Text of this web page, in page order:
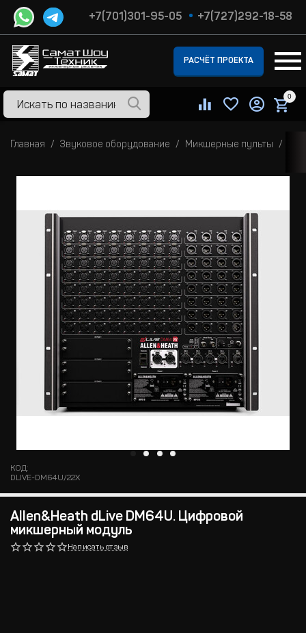
+7(701)301-95-05 +7(727)292-18-58
РАСЧЁТ ПРОЕКТА
0
Главная Звуковое оборудование Микшерные пульты
КОД:
DLIVE-DM64U/22X
Allen&Heath dLive DM64U. Цифровой
микшерный модуль
Написать отзыв